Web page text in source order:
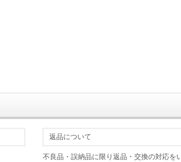
返品について
不良品・誤納品に限り返品・交換の対応を